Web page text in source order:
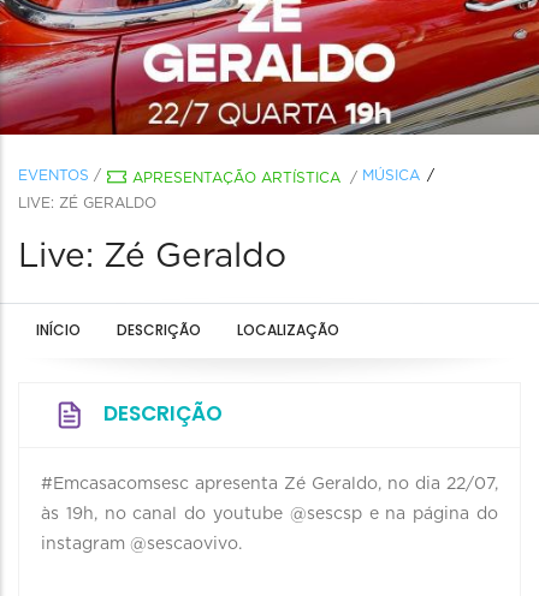
EVENTOS / APRESENTAÇÃO ARTÍSTICA / MÚSICA
LIVE: ZÉ GERALDO
Live: Zé Geraldo
INÍCIO DESCRIÇÃO LOCALIZAÇÃO
DESCRIÇÃO
#Emcasacomsesc apresenta Zé Geraldo, no dia 22/07,
às 19h, no canal do youtube @sescsp e na página do
instagram @sescaovivo.